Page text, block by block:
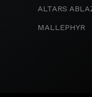
ALTARS
MALLEPHYR